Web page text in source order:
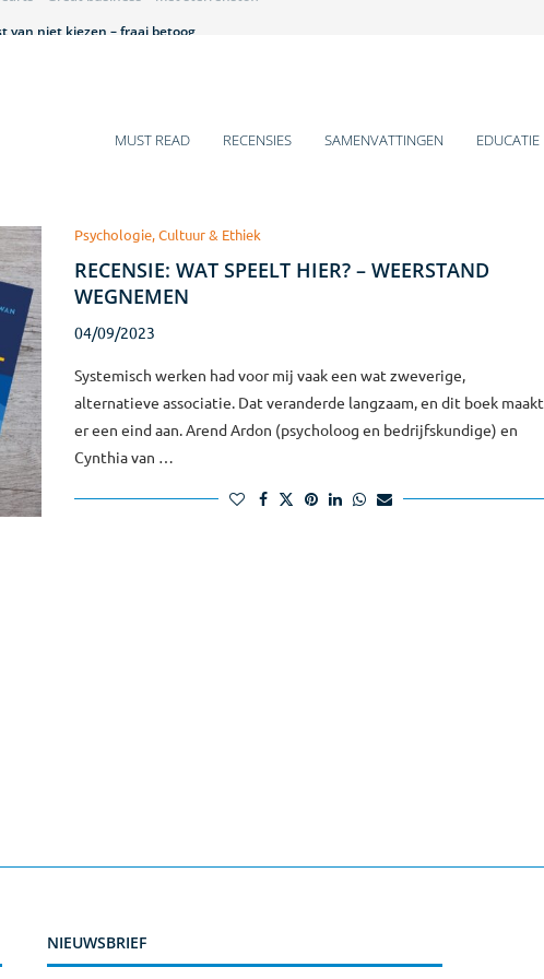
MUST READ RECENSIES SAMENVATTINGEN EDUCATIE
Psychologie, Cultuur & Ethiek
RECENSIE: WAT SPEELT HIER? – WEERSTAND
WEGNEMEN
04/09/2023
Systemisch werken had voor mij vaak een wat zweverige,
alternatieve associatie. Dat veranderde langzaam, en dit boek maakt
er een eind aan. Arend Ardon (psycholoog en bedrijfskundige) en
Cynthia van …
NIEUWSBRIEF